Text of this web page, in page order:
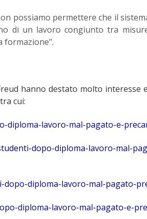
possiamo permettere che il
di un lavoro congiunto tra
formazione".
hanno destato molto interesse
cui:
diploma-lavoro-mal-pagato-e-
dopo-diploma-lavoro-mal-
diploma-lavoro-mal-pagato-
diploma-lavoro-mal-pagato-e-